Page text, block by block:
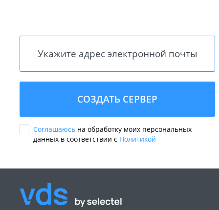
СОЗДАТЬ СЕРВЕР
Соглашаюсь на обработку моих персональных
данных в соответствии с Политикой